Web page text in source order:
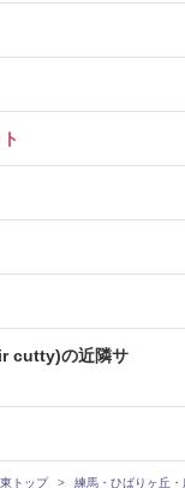
cutty)の近隣サ
トップ 練馬・ひばりヶ丘